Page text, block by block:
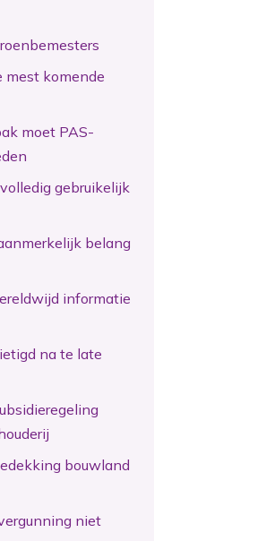
mest komende
moet PAS-
gebruikelijk
belang
informatie
na te late
bouwland
niet